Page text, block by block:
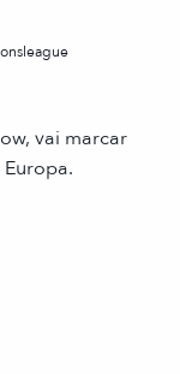
vai marcar